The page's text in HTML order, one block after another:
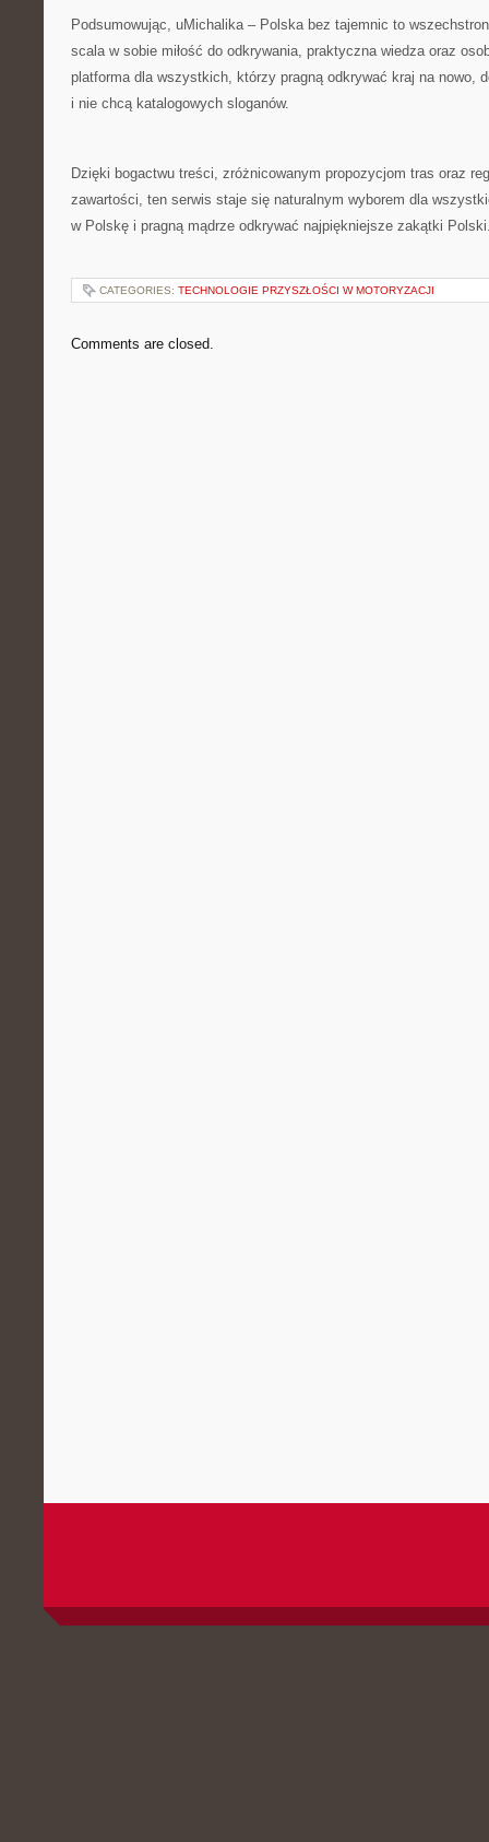
Podsumowując, uMichalika – Polska bez tajemnic to
scala w sobie miłość do odkrywania, praktyczna wiedza oraz
platforma dla wszystkich, którzy pragną odkrywać kraj na nowo,
i nie chcą katalogowych sloganów.
Dzięki bogactwu treści, zróżnicowanym propozycjom tras oraz
zawartości, ten serwis staje się naturalnym wyborem dla
w Polskę i pragną mądrze odkrywać najpiękniejsze zakątki
CATEGORIES: TECHNOLOGIE PRZYSZŁOŚCI W MOTORYZACJI
Comments are closed.